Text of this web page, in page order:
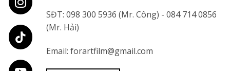
SĐT: 098 300 5936 (Mr. Công) - 084 714 0856
(Mr. Hải)
Email: forartfilm@gmail.com